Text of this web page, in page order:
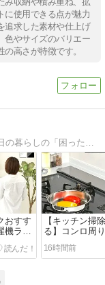
に使用できる点が魅力
追求した素材や仕上げ
色やサイズのバリエー
高さが特徴です。
楽天で少しでも安く買いたいあなたへ。毎日の暮らしの「困った」を最安値情報でスッキリ解決！賢く買って、暮らしをラクに。お得生活をサポートする最安値ナビブログです。
おすす
機ラッ
リ！収
【キッチン掃
る】コンロ周
掃除ストレス
キッチンアイ
16時間前